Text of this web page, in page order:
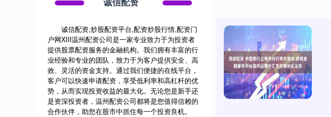
诚信配资,炒股配资平台,配资炒股行情,配资门
户网XIII‌温州配资公司是一家专业致力于为投资者
提供股票配资服务的金融机构。我们拥有丰富的行
业经验和专业的团队，致力于为客户提供安全、高
效、灵活的资金支持。通过我们便捷的在线平台，
客户可以快速申请配资，享受低利率和高杠杆的优
势，从而实现投资收益的最大化。无论您是新手还
是资深投资者，温州配资公司都将是您值得信赖的
合作伙伴，助您在股市中抓住每一个投资良机。